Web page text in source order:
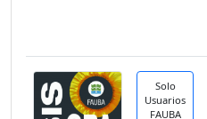
Solo
Usuarios
FAUBA